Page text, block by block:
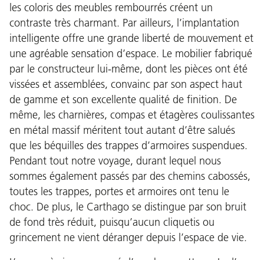
les coloris des meubles rembourrés créent un
contraste très charmant. Par ailleurs, l’implantation
intelligente offre une grande liberté de mouvement et
une agréable sensation d’espace. Le mobilier fabriqué
par le constructeur lui-même, dont les pièces ont été
vissées et assemblées, convainc par son aspect haut
de gamme et son excellente qualité de finition. De
même, les charnières, compas et étagères coulissantes
en métal massif méritent tout autant d’être salués
que les béquilles des trappes d’armoires suspendues.
Pendant tout notre voyage, durant lequel nous
sommes également passés par des chemins cabossés,
toutes les trappes, portes et armoires ont tenu le
choc. De plus, le Carthago se distingue par son bruit
de fond très réduit, puisqu’aucun cliquetis ou
grincement ne vient déranger depuis l’espace de vie.